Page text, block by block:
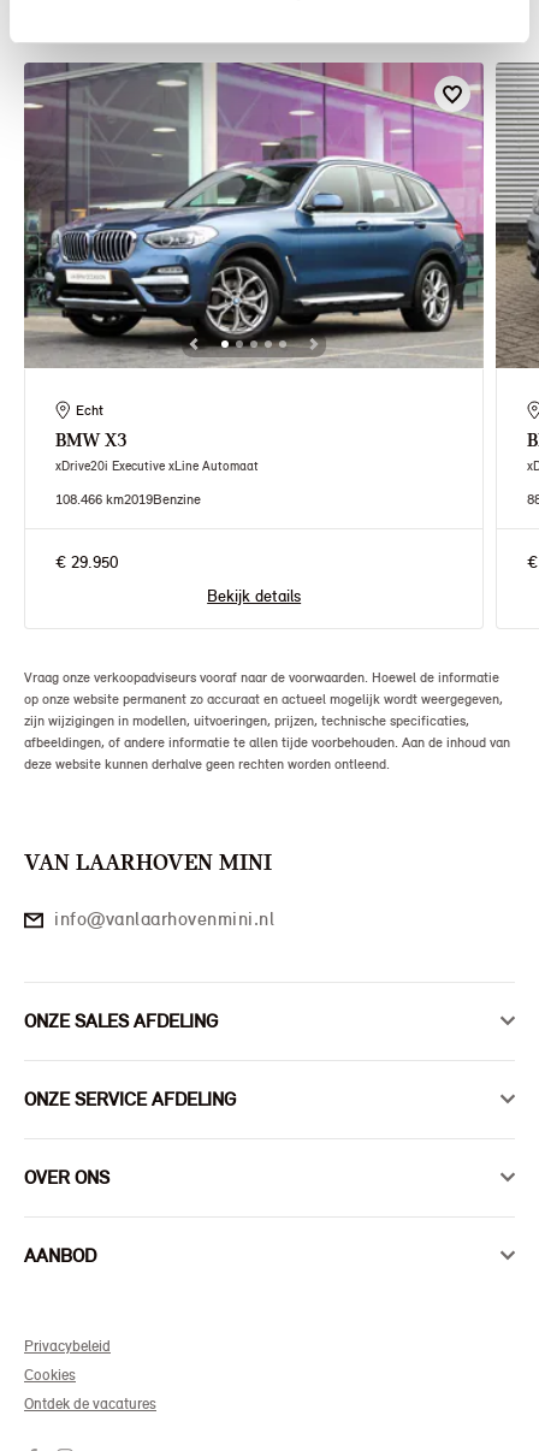
Echt
BMW X3
xDrive20i Executive xLine Automaat
108.466 km2019Benzine
€ 29.950
Bekijk details
Vraag onze verkoopadviseurs vooraf naar de voorwaarden. Hoewel de informatie
op onze website permanent zo accuraat en actueel mogelijk wordt weergegeven,
zijn wijzigingen in modellen, uitvoeringen, prijzen, technische specificaties,
afbeeldingen, of andere informatie te allen tijde voorbehouden. Aan de inhoud van
deze website kunnen derhalve geen rechten worden ontleend.
VAN LAARHOVEN MINI
info@vanlaarhovenmini.nl
ONZE SALES AFDELING
ONZE SERVICE AFDELING
OVER ONS
AANBOD
Privacybeleid
Cookies
Ontdek de vacatures